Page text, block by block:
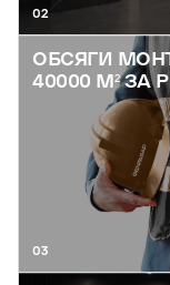
02
ОБСЯГИ
40000 М² ЗА
03